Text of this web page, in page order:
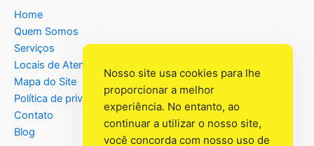
Home
Quem Somos
Serviços
Locais de Atendimento
Mapa do Site
Política de privacidade
Contato
Blog
Nosso site usa cookies para lhe
proporcionar a melhor
experiência. No entanto, ao
continuar a utilizar o nosso site,
você concorda com nosso uso de